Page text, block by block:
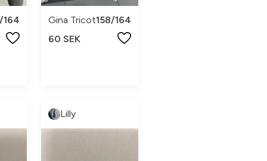
164 Gina Tricot158/164
60 SEK
Lilly